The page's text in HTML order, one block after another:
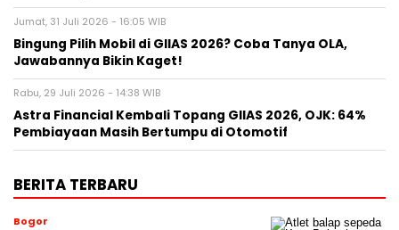
Jumat, 31 Juli 2026 - 16:05 WIB
Bingung Pilih Mobil di GIIAS 2026? Coba Tanya OLA,
Jawabannya Bikin Kaget!
Rabu, 29 Juli 2026 - 14:38 WIB
Astra Financial Kembali Topang GIIAS 2026, OJK: 64%
Pembiayaan Masih Bertumpu di Otomotif
BERITA TERBARU
Bogor